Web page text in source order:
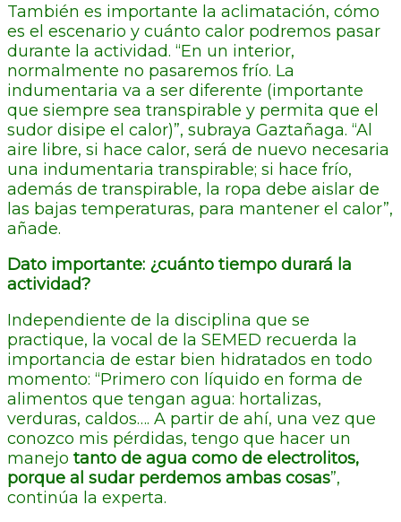
También es importante la aclimatación, cómo
es el escenario y cuánto calor podremos pasar
durante la actividad. “En un interior,
normalmente no pasaremos frío. La
indumentaria va a ser diferente (importante
que siempre sea transpirable y permita que el
sudor disipe el calor)”, subraya Gaztañaga. “Al
aire libre, si hace calor, será de nuevo necesaria
una indumentaria transpirable; si hace frío,
además de transpirable, la ropa debe aislar de
las bajas temperaturas, para mantener el calor”,
añade.
Dato importante: ¿cuánto tiempo durará la
actividad?
Independiente de la disciplina que se
practique, la vocal de la SEMED recuerda la
importancia de estar bien hidratados en todo
momento: “Primero con líquido en forma de
alimentos que tengan agua: hortalizas,
verduras, caldos…. A partir de ahí, una vez que
conozco mis pérdidas, tengo que hacer un
manejo tanto de agua como de electrolitos,
porque al sudar perdemos ambas cosas”,
continúa la experta.